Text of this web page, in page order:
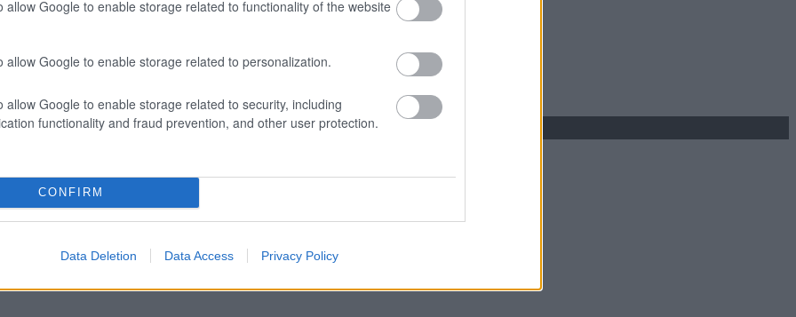
allow Google to enable storage related to functionality of the website
allow Google to enable storage related to personalization.
allow Google to enable storage related to security, including
functionality and fraud prevention, and other user protection.
CONFIRM
Data Deletion Data Access Privacy Policy